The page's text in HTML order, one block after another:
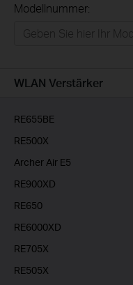
Businessanwender
Modellnummer:
WLAN Verstärker
RE655BE
RE500X
Archer Air E5
RE900XD
RE650
RE6000XD
RE705X
RE505X